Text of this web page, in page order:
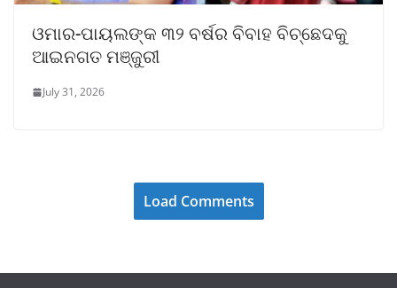
ଓମାର-ପାୟଲଙ୍କ ୩୨ ବର୍ଷର ବିବାହ ବିଚ୍ଛେଦକୁ
ଆଇନଗତ ମଞ୍ଜୁରୀ
July 31, 2026
Load Comments